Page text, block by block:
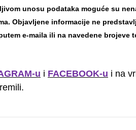
unosu podataka moguće su
Objavljene informacije ne
e-maila ili na navedene brojeve
u i FACEBOOK-u i na